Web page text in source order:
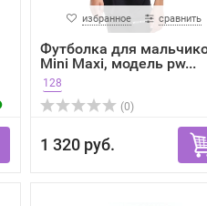
избранное сравнить
Футболка для
Mini Maxi, модель pw...
128
(0)
1 320 руб.